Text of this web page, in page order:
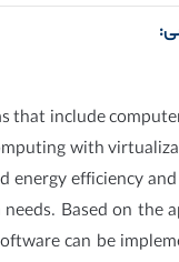
that include
with
energy efficiency
Based on the
can be